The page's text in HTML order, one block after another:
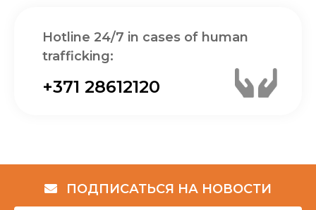
Hotline 24/7 in cases of human
trafficking:
+371 28612120
ПОДПИСАТЬСЯ НА НОВОСТИ